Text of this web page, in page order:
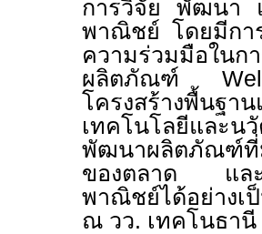
การวิจัย พัฒนา แ
พาณิชย์ โดยมีกา
ความร่วมมือในก
ผลิตภัณฑ์
โครงสร้างพื้นฐา
เทคโนโลยีและ
พัฒนาผลิตภัณฑ์ที่
ของตลาด และส
พาณิชย์ได้อย่างเ
ณ วว. เทคโนธา